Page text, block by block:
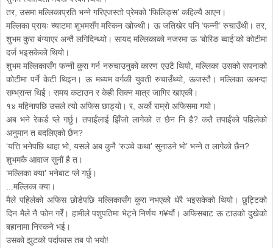
तर, उसमा मल्लिकाप्रति भन्ने गरिएजस्तो प्रेमको ‘फिलिङ्स’ कहिल्यै आएन।
मल्लिका प्रायः च्याटमा शुभमसँग मस्किन खोज्थी। ऊ जतिखेर पनि ‘फन्नी’ रुचाउँथी। तर,
शुभम कुरा बंग्याएर अन्तै लगिदिन्थ्यो। सायद मल्लिकाको नजरमा ऊ ‘बोरिङ ब्वाई’को कोटीमा
दर्ज भइसकेको थियो।
शुभम मल्लिकासँग फन्नी कुरा गर्न नरुचाउनुको कारण एउटै थियो, मल्लिका उसको सपनाको
कोटीमा पर्ने केटी थिइन। ऊ मध्यम वर्गकी युवती रुचाउँथ्यो, ऊजस्तै। मल्लिका ऊभन्दा
सम्भ्रान्त थिई। समय कटाउन र केही सिक्न मात्र जागिर खाएकी।
१४ महिनापछि उसले त्यो अफिस छाड्यो। र, अर्को राम्रो अफिसमा गयो।
अब भने रेकर्ड प्ले गर्छु। तपाईंलाई झिँजो लागेको त छैन नि है? कतै तपाईंको पहिलेको
अनुमान त बदलिएको छैन?
‘यत्ति भनेपछि थाहा भो, यसले अब कुनै ‘रुञ्चे कथा’ सुनाउने भो’ भन्ने त लागेको छैन?
शुभमकै आवाज सुनौं है त।
‘मल्लिका क्या’ भनेबाट प्ले गर्छु।
...मल्लिका क्या।
मैले पहिलेको अफिस छोडेपछि मल्लिकासँग कुरा नभएको धेरै भइसकेको थियो। छुट्टिको
दिन मैले नै फोन गरेँ। हामीले पशुपतिमा भेट्ने निर्णय ग¥यौं। अफिसबाट ऊ टाउको दुखेको
बहानामा निस्कने भई।
उसको झुटको पर्दाफास तब पो भयो!